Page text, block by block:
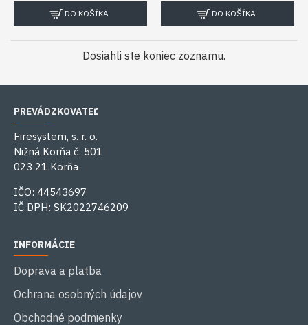
DO KOŠÍKA DO KOŠÍKA
Dosiahli ste koniec zoznamu.
PREVÁDZKOVATEĽ
Firesystem, s. r. o.
Nižná Korňa č. 501
023 21 Korňa
IČO: 44543697
IČ DPH: SK2022746209
INFORMÁCIE
Doprava a platba
Ochrana osobných údajov
Obchodné podmienky